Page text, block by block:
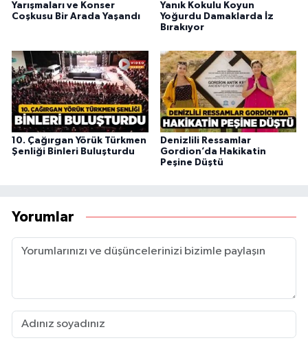
Yarışmaları ve Konser
Coşkusu Bir Arada Yaşandı
Yanık Kokulu Koyun
Yoğurdu Damaklarda İz
Bırakıyor
10. Çağırgan Yörük Türkmen
Şenliği Binleri Buluşturdu
Denizlili Ressamlar
Gordion’da Hakikatin
Peşine Düştü
Yorumlar